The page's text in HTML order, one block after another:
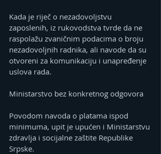
Kada je riječ o nezadovoljstvu
zaposlenih, iz rukovodstva tvrde da ne
raspolažu zvaničnim podacima o broju
nezadovoljnih radnika, ali navode da su
otvoreni za komunikaciju i unapređenje
uslova rada.
Ministarstvo bez konkretnog odgovora
Povodom navoda o platama ispod
minimuma, upit je upućen i Ministarstvu
zdravlja i socijalne zaštite Republike
Srpske.